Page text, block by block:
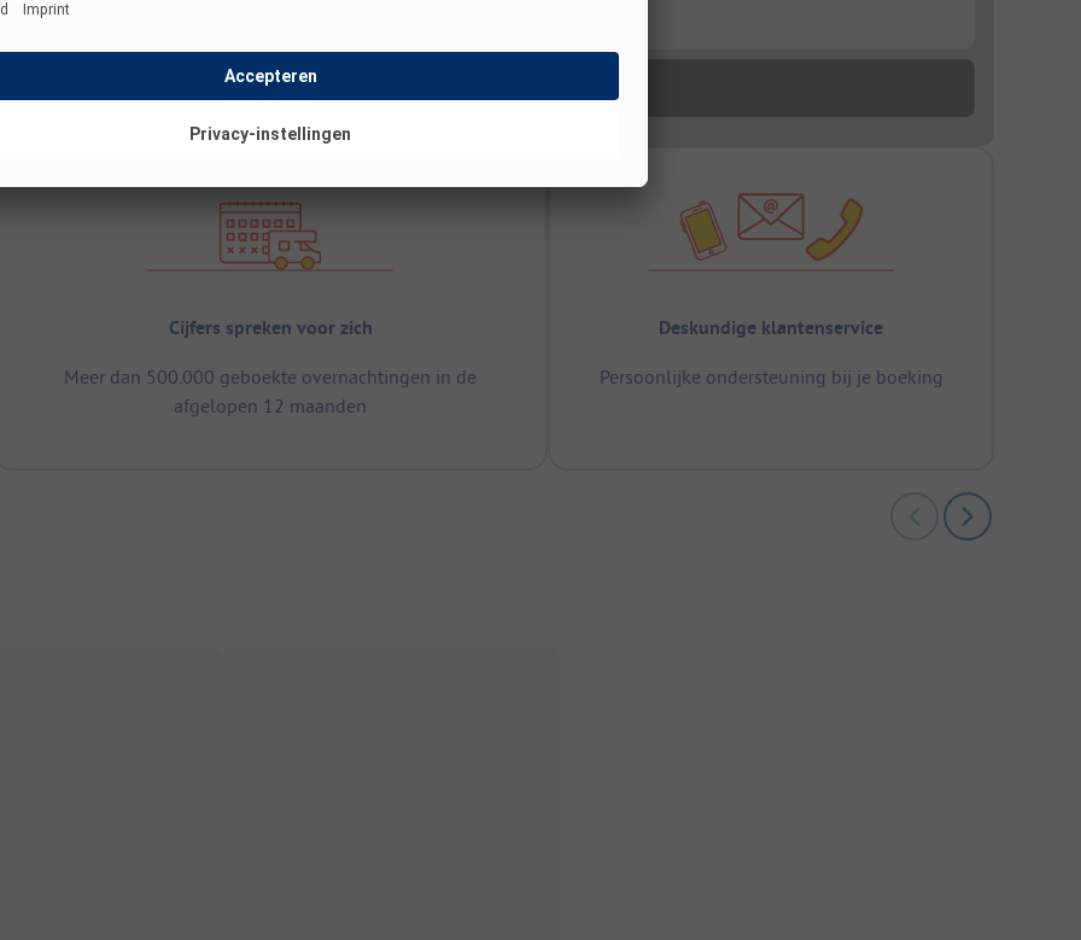
Cijfers spreken voor zich
Meer dan 500.000 geboekte overnachtingen in de
afgelopen 12 maanden
Deskundige klantenservice
Persoonlijke ondersteuning bij je boeking